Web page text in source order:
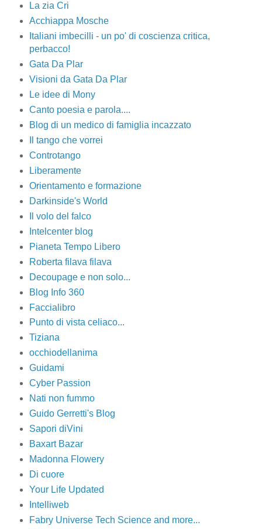
La zia Cri
Acchiappa Mosche
Italiani imbecilli - un po' di coscienza critica,
perbacco!
Gata Da Plar
Visioni da Gata Da Plar
Le idee di Mony
Canto poesia e parola....
Blog di un medico di famiglia incazzato
Il tango che vorrei
Controtango
Liberamente
Orientamento e formazione
Darkinside's World
Il volo del falco
Intelcenter blog
Pianeta Tempo Libero
Roberta filava filava
Decoupage e non solo...
Blog Info 360
Faccialibro
Punto di vista celiaco...
Tiziana
occhiodellanima
Guidami
Cyber Passion
Nati non fummo
Guido Gerretti's Blog
Sapori diVini
Baxart Bazar
Madonna Flowery
Di cuore
Your Life Updated
Intelliweb
Fabry Universe Tech Science and more...